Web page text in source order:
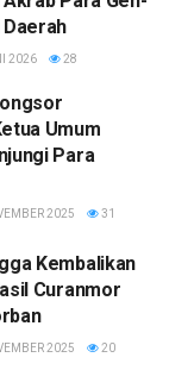
2026 28
Umum
Para
2025 31
Kembalikan
Curanmor
2025 20